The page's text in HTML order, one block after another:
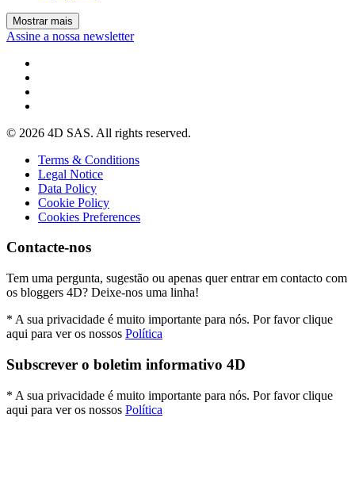
Mostrar mais
Assine a nossa newsletter
© 2026 4D SAS. All rights reserved.
Terms & Conditions
Legal Notice
Data Policy
Cookie Policy
Cookies Preferences
Contacte-nos
Tem uma pergunta, sugestão ou apenas quer entrar em contacto com
os bloggers 4D? Deixe-nos uma linha!
* A sua privacidade é muito importante para nós. Por favor clique
aqui para ver os nossos Política
Subscrever o boletim informativo 4D
* A sua privacidade é muito importante para nós. Por favor clique
aqui para ver os nossos Política